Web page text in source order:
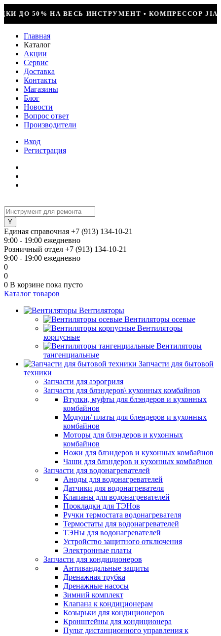
• КОМПРЕССОР JIAXIPERA T1114YB, 170ВТ, R-
Главная
Каталог
Акции
Сервис
Доставка
Контакты
Магазины
Блог
Новости
Вопрос ответ
Производители
Вход
Регистрация
Единая справочная +7 (913) 134-10-21
9:00 - 19:00 ежедневно
Розничный отдел +7 (913) 134-10-21
9:00 - 19:00 ежедневно
0
0
0 В корзине пока пусто
Каталог товаров
Вентиляторы
Вентиляторы осевые
Вентиляторы
корпусные
Вентиляторы
тангенциальные
Запчасти для бытовой
техники
Запчасти для аэрогриля
Запчасти для блэндеров\ кухонных комбайнов
Втулки, муфты для блэндеров и кухонных
комбайнов
Модули/ платы для блендеров и кухонных
комбайнов
Моторы для блэндеров и кухонных
комбайнов
Ножи для блэндеров и кухонных комбайнов
Чаши для блэндеров и кухонных комбайнов
Запчасти для водонагревателей
Аноды для водонагревателей
Датчики для водонагревателя
Клапаны для водонагревателей
Прокладки для ТЭНов
Ручки термостата водонагревателя
Термостаты для водонагревателей
ТЭНы для водонагревателей
Устройство защитного отключения
Электронные платы
Запчасти для кондиционеров
Антивандальные защиты
Дренажная трубка
Дренажные насосы
Зимний комплект
Клапана к кондиционерам
Козырьки для кондиционеров
Кронштейны для кондиционера
Пульт дистанционного управления к